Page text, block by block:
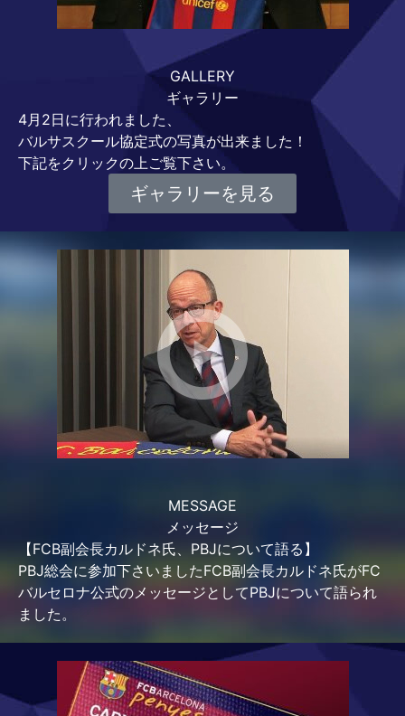
GALLERY
ギャラリー
4月2日に行われました、
バルサスクール協定式の写真が出来ました！
下記をクリックの上ご覧下さい。
ギャラリーを見る
MESSAGE
メッセージ
【FCB副会長カルドネ氏、PBJについて語る】
PBJ総会に参加下さいましたFCB副会長カルドネ氏がFC
バルセロナ公式のメッセージとしてPBJについて語られ
ました。